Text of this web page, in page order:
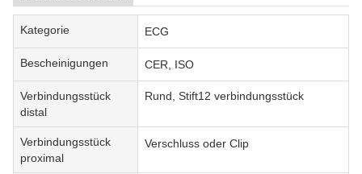
Kategorie ECG
Bescheinigungen CER, ISO
Verbindungsstück
distal
Rund, Stift12 verbindungsstück
Verbindungsstück
proximal
Verschluss oder Clip